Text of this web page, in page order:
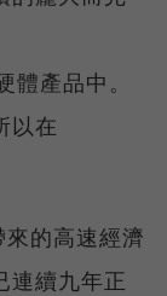
產品中。
以在
的高速經濟
連續九年正